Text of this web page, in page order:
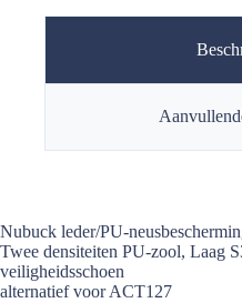
Nubuck leder/PU-
Twee densiteiten PU-zool, Laag
veiligheidsschoen
alternatief voor ACT127